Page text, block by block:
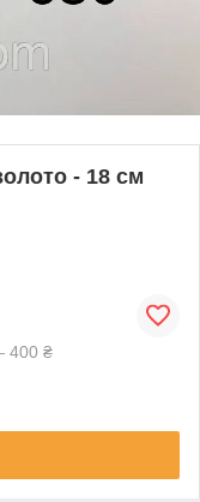
- 18 см
400 ₴